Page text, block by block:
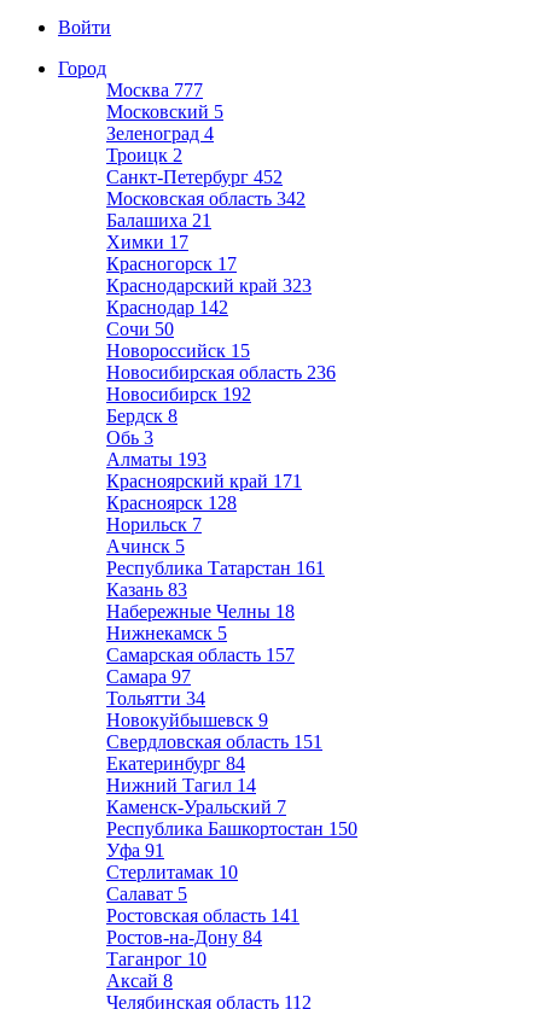
Войти
Город
Москва 777
Московский 5
Зеленоград 4
Троицк 2
Санкт-Петербург 452
Московская область 342
Балашиха 21
Химки 17
Красногорск 17
Краснодарский край 323
Краснодар 142
Сочи 50
Новороссийск 15
Новосибирская область 236
Новосибирск 192
Бердск 8
Обь 3
Алматы 193
Красноярский край 171
Красноярск 128
Норильск 7
Ачинск 5
Республика Татарстан 161
Казань 83
Набережные Челны 18
Нижнекамск 5
Самарская область 157
Самара 97
Тольятти 34
Новокуйбышевск 9
Свердловская область 151
Екатеринбург 84
Нижний Тагил 14
Каменск-Уральский 7
Республика Башкортостан 150
Уфа 91
Стерлитамак 10
Салават 5
Ростовская область 141
Ростов-на-Дону 84
Таганрог 10
Аксай 8
Челябинская область 112